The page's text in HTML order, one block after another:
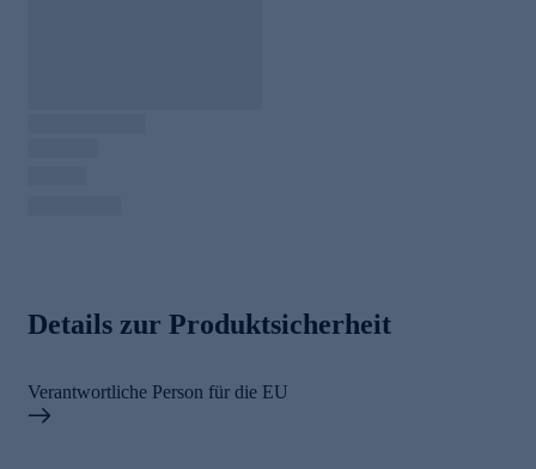
Details zur Produktsicherheit
Verantwortliche Person für die EU